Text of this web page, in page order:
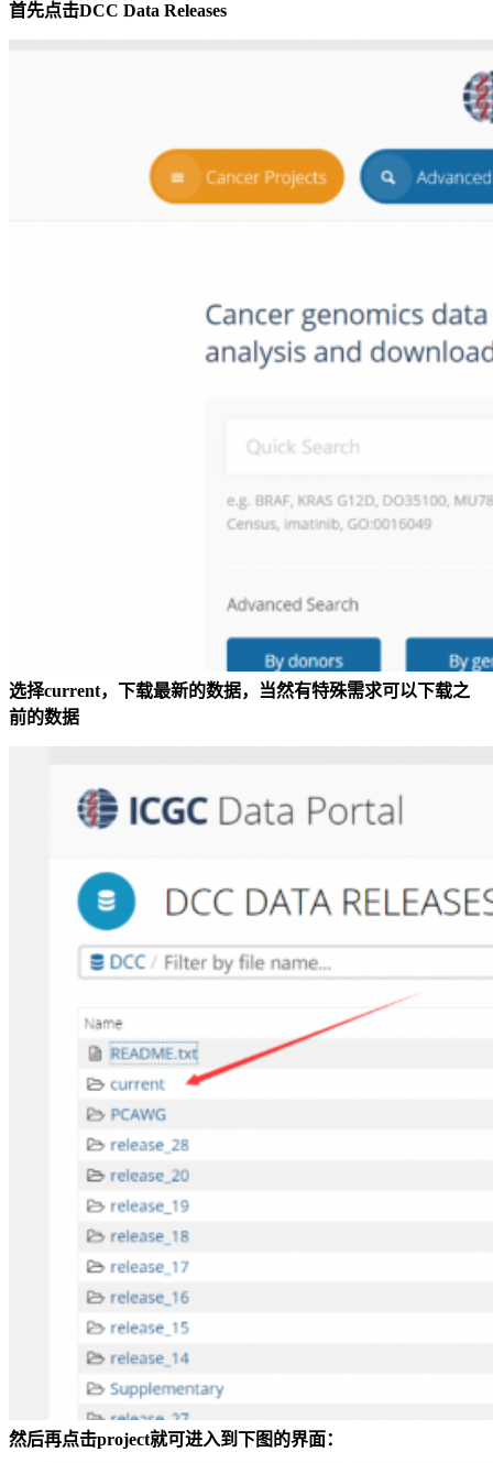
首先点击DCC Data Releases
选择current，下载最新的数据，当然有特殊需求可以下载之
前的数据
然后再点击project就可进入到下图的界面：